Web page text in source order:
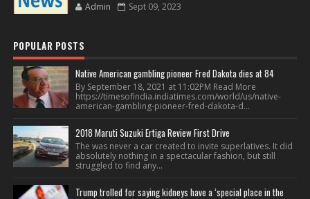
Admin Sept 09, 2023
POPULAR POSTS
Native American gambling pioneer Fred Dakota dies at 84
By September 18, 2021 at 11:02PM Read More
https://timesofindia.indiatimes.com/world/us/native-
american-gambling-pioneer-fred-dakota-d...
2018 Maruti Suzuki Ertiga Review First Drive
The was never a car created to invite superlatives. It did
absolutely nothing in a spectacular fashion, but still
struggled to find any...
Trump trolled for saying kidneys have a ‘special place in the